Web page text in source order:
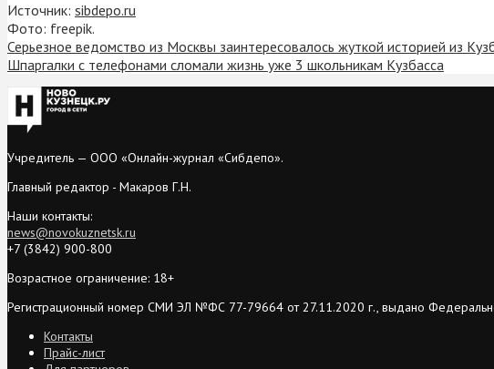
Источник: sibdepo.ru
Фото: freepik.
Серьезное ведомство из Москвы заинтересовалось жуткой историей из
Шпаргалки с телефонами сломали жизнь уже 3 школьникам Кузбасса
Учредитель — ООО «Онлайн-журнал «Сибдепо».
Главный редактор - Макаров Г.Н.
Наши контакты:
news@novokuznetsk.ru
+7 (3842) 900-800
Возрастное ограничение: 18+
Регистрационный номер СМИ ЭЛ №ФС 77-79664 от 27.11.2020 г., выдано
Контакты
Прайс-лист